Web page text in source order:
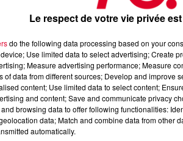
Apollo à Paris pour son one
réputé, remixeur de Mariah Carey,
» et désormais en duo avec son
auteur du hit « Intro » (avec Alan
Le respect de votre vie privée
do the following data processing based on your
Use limited data to select advertising; Create
Measure advertising performance; Measure
of data from different sources; Develop and improve
content; Use limited data to select content;
and content; Save and communicate privacy
browsing data to offer following functionalities:
data; Match and combine data from other
automatically.